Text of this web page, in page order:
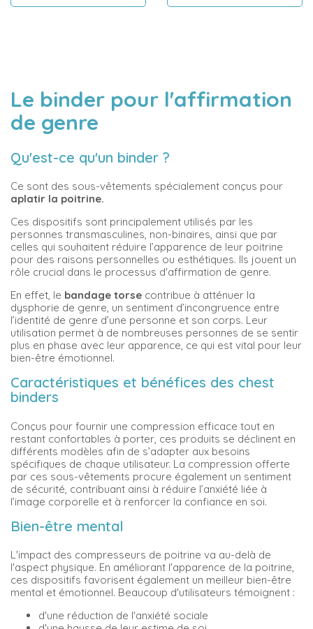
Le binder pour l'affirmation
de genre
Qu'est-ce qu'un binder ?
Ce sont des sous-vêtements spécialement conçus pour
aplatir la poitrine.
Ces dispositifs sont principalement utilisés par les
personnes transmasculines, non-binaires, ainsi que par
celles qui souhaitent réduire l’apparence de leur poitrine
pour des raisons personnelles ou esthétiques. Ils jouent un
rôle crucial dans le processus d'affirmation de genre.
En effet, le bandage torse contribue à atténuer la
dysphorie de genre, un sentiment d’incongruence entre
l’identité de genre d’une personne et son corps. Leur
utilisation permet à de nombreuses personnes de se sentir
plus en phase avec leur apparence, ce qui est vital pour leur
bien-être émotionnel.
Caractéristiques et bénéfices des chest
binders
Conçus pour fournir une compression efficace tout en
restant confortables à porter, ces produits se déclinent en
différents modèles afin de s’adapter aux besoins
spécifiques de chaque utilisateur. La compression offerte
par ces sous-vêtements procure également un sentiment
de sécurité, contribuant ainsi à réduire l’anxiété liée à
l’image corporelle et à renforcer la confiance en soi.
Bien-être mental
L'impact des compresseurs de poitrine va au-delà de
l'aspect physique. En améliorant l'apparence de la poitrine,
ces dispositifs favorisent également un meilleur bien-être
mental et émotionnel. Beaucoup d'utilisateurs témoignent :
d'une réduction de l'anxiété sociale